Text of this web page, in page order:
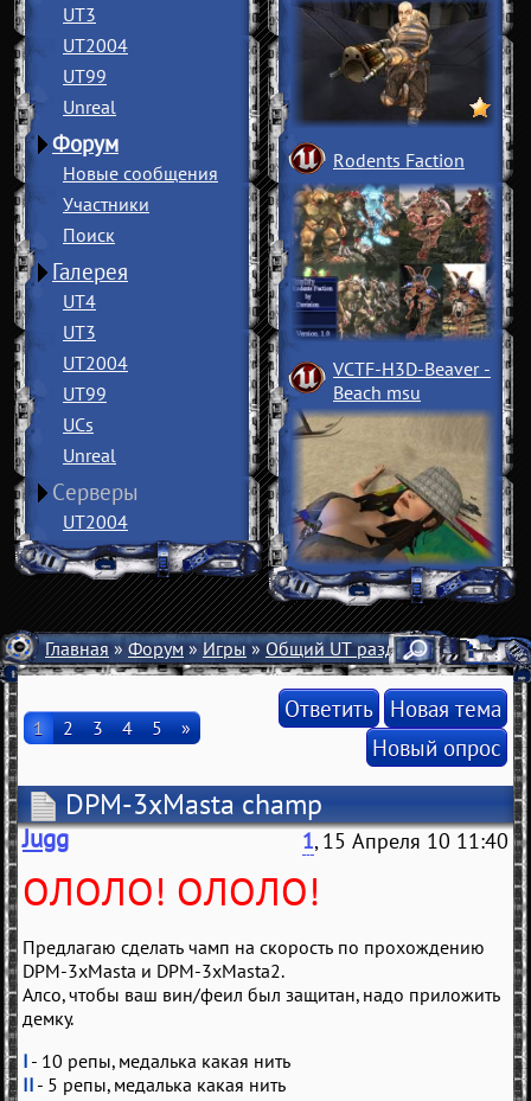
UT3
UT2004
UT99
Unreal
Форум
Новые сообщения
Участники
Поиск
Галерея
UT4
UT3
UT2004
UT99
UCs
Unreal
Серверы
UT2004
Rodents Faction
VCTF-H3D-Beaver ­
Beach msu
Главная»Форум»Игры»Общий UT раздел» DPM-
1 2 3 4 5 »
Ответить Новая тема
Новый опрос
DPM-3xMasta champ
Jugg 1, 15 Апреля 10 11:40
ОЛОЛО! ОЛОЛО!
Предлагаю сделать чамп на скорость по прохождению
DPM-3xMasta и DPM-3xMasta2.
Алсо, чтобы ваш вин/феил был защитан, надо приложить
демку.
I - 10 репы, медалька какая нить
II - 5 репы, медалька какая нить